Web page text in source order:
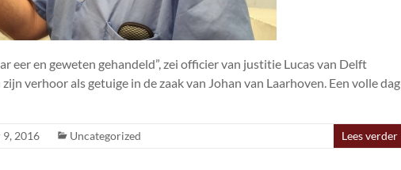
eer en geweten gehandeld”, zei officier van justitie Lucas van Delft
verhoor als getuige in de zaak van Johan van Laarhoven. Een volle dag
9, 2016 Uncategorized Lees verder